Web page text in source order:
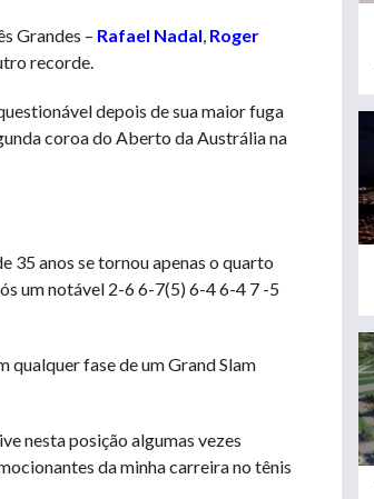
Grandes – Rafael Nadal, Roger
recorde.
depois de sua maior fuga
coroa do Aberto da Austrália na
35 anos se tornou apenas o quarto
um notável 2-6 6-7(5) 6-4 6-4 7 -5
qualquer fase de um Grand Slam
nesta posição algumas vezes
da minha carreira no tênis